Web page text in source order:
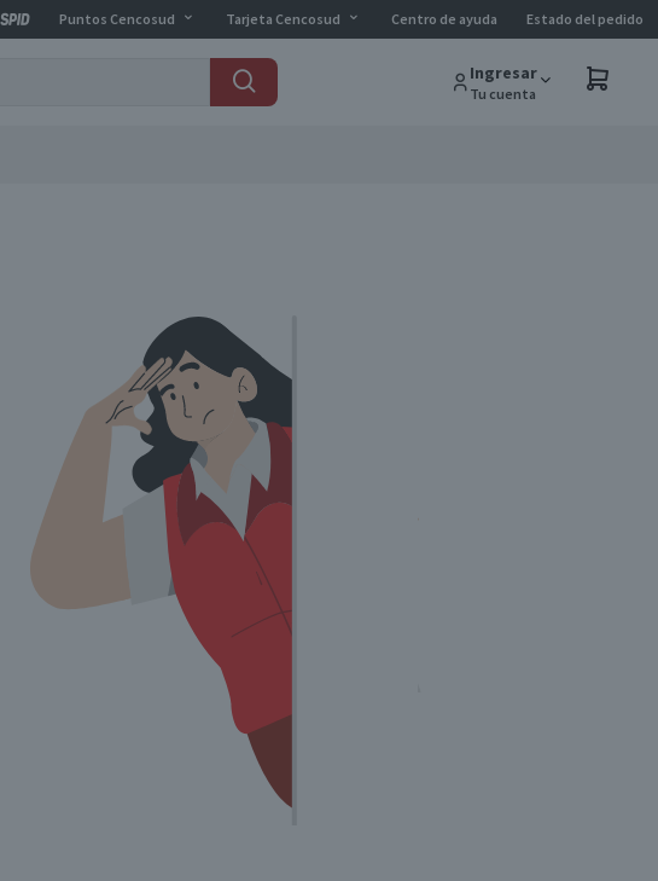
Puntos Cencosud Tarjeta Cencosud Centro de ayuda Estado del pedido
Ingresar
Tu cuenta